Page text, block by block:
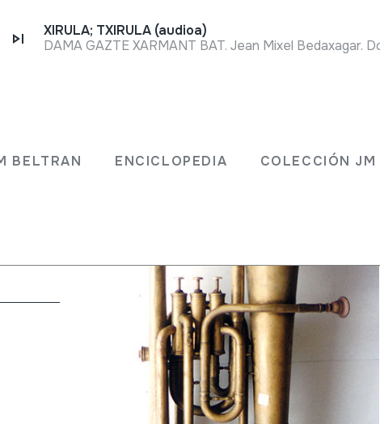
BELTRAN ENCICLOPEDIA COLECCIÓN JM
XIRULA; TXIRULA (audioa)
DAMA GAZTE XARMANT BAT. Jean Mixel Bedaxagar.